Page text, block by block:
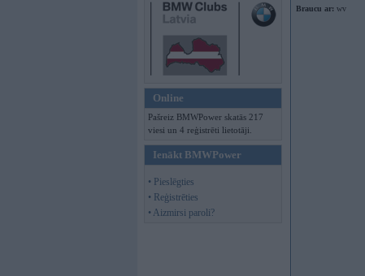
Online
Pašreiz BMWPower skatās 217
viesi un 4 reģistrēti lietotāji.
Ienākt BMWPower
• Pieslēgties
• Reģistrēties
• Aizmirsi paroli?
Braucu ar: wv